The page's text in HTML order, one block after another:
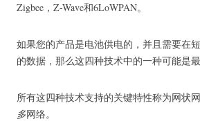
Zigbee，Z-Wave和6LoWPAN。
如果您的产品是电池供电的，并且需要在
的数据，那么这四种技术中的一种可能是最
所有这四种技术支持的关键特性称为网状
多网络。